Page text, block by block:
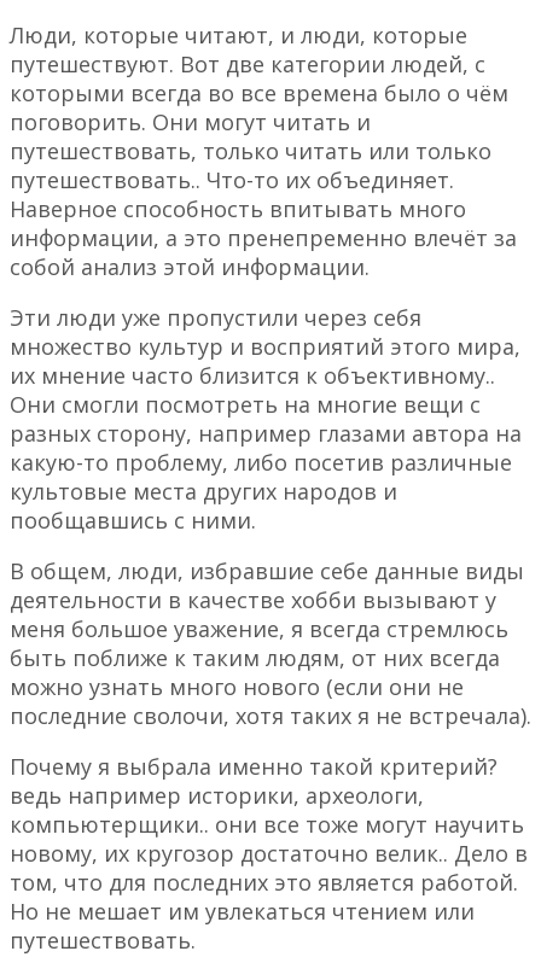
Люди, которые читают, и люди, которые
путешествуют. Вот две категории людей, с
которыми всегда во все времена было о чём
поговорить. Они могут читать и
путешествовать, только читать или только
путешествовать.. Что-то их объединяет.
Наверное способность впитывать много
информации, а это пренепременно влечёт за
собой анализ этой информации.
Эти люди уже пропустили через себя
множество культур и восприятий этого мира,
их мнение часто близится к объективному..
Они смогли посмотреть на многие вещи с
разных сторону, например глазами автора на
какую-то проблему, либо посетив различные
культовые места других народов и
пообщавшись с ними.
В общем, люди, избравшие себе данные виды
деятельности в качестве хобби вызывают у
меня большое уважение, я всегда стремлюсь
быть поближе к таким людям, от них всегда
можно узнать много нового (если они не
последние сволочи, хотя таких я не встречала).
Почему я выбрала именно такой критерий?
ведь например историки, археологи,
компьютерщики.. они все тоже могут научить
новому, их кругозор достаточно велик.. Дело в
том, что для последних это является работой.
Но не мешает им увлекаться чтением или
путешествовать.